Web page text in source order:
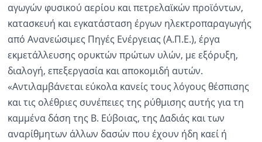
αγωγών φυσικού αερίου και πετρελαϊκών προϊόντων,
κατασκευή και εγκατάσταση έργων ηλεκτροπαραγωγής
από Ανανεώσιμες Πηγές Ενέργειας (Α.Π.Ε.), έργα
εκμετάλλευσης ορυκτών πρώτων υλών, με εξόρυξη,
διαλογή, επεξεργασία και αποκομιδή αυτών.
«Αντιλαμβάνεται εύκολα κανείς τους λόγους θέσπισης
και τις ολέθριες συνέπειες της ρύθμισης αυτής για τη
καμμένα δάση της Β. Εύβοιας, της Δαδιάς και των
αναρίθμητων άλλων δασών που έχουν ήδη καεί ή